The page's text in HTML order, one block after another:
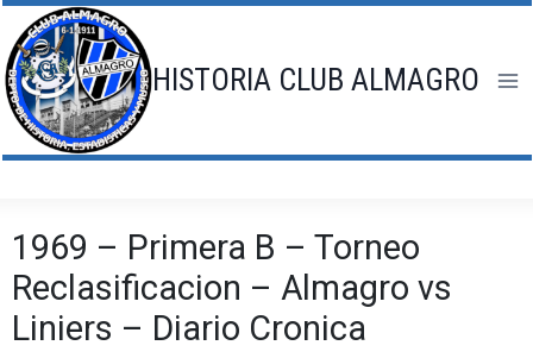
Saltar
al
contenido
HISTORIA CLUB ALMAGRO
1969 – Primera B – Torneo
Reclasificacion – Almagro vs
Liniers – Diario Cronica